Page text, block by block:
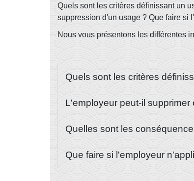
Quels sont les critères définissant un
suppression d'un usage ? Que faire si
Nous vous présentons les différentes
Quels sont les critères
L'employeur peut-il
Quelles sont les
Que faire si l'employeur